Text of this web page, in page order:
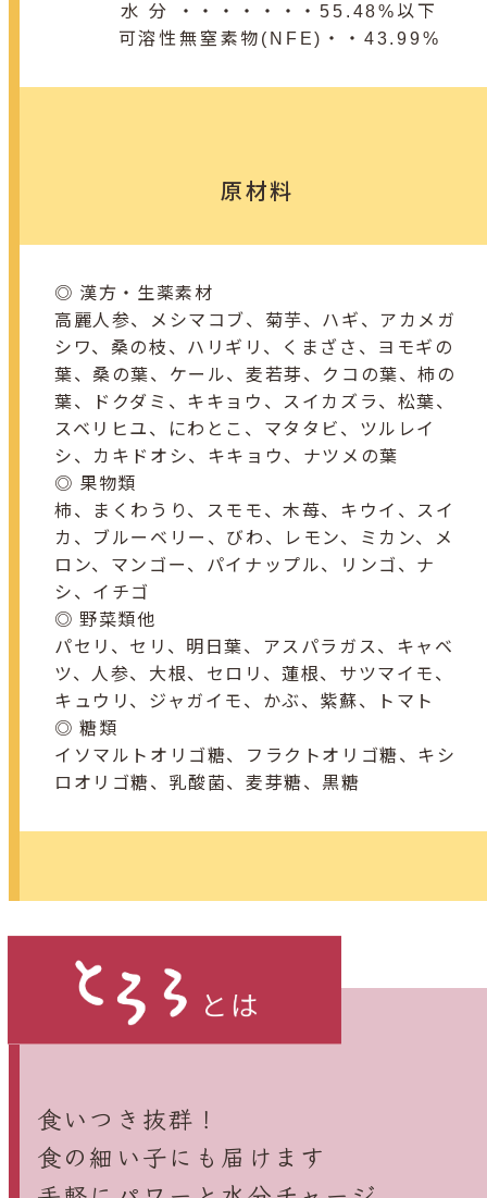
水 分 ・・・・・・・55.48%以下
可溶性無窒素物(NFE)・・43.99%
原材料
◎ 漢方・生薬素材
高麗人参、メシマコブ、菊芋、ハギ、アカメガ
シワ、桑の枝、ハリギリ、くまざさ、ヨモギの
葉、桑の葉、ケール、麦若芽、クコの葉、柿の
葉、ドクダミ、キキョウ、スイカズラ、松葉、
スベリヒユ、にわとこ、マタタビ、ツルレイ
シ、カキドオシ、キキョウ、ナツメの葉
◎ 果物類
柿、まくわうり、スモモ、木苺、キウイ、スイ
カ、ブルーベリー、びわ、レモン、ミカン、メ
ロン、マンゴー、パイナップル、リンゴ、ナ
シ、イチゴ
◎ 野菜類他
パセリ、セリ、明日葉、アスパラガス、キャベ
ツ、人参、大根、セロリ、蓮根、サツマイモ、
キュウリ、ジャガイモ、かぶ、紫蘇、トマト
◎ 糖類
イソマルトオリゴ糖、フラクトオリゴ糖、キシ
ロオリゴ糖、乳酸菌、麦芽糖、黒糖
食いつき抜群！
食の細い子にも届けます